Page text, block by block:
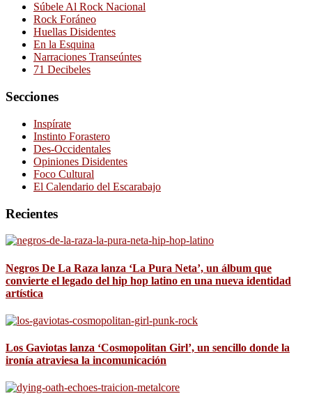
Súbele Al Rock Nacional
Rock Foráneo
Huellas Disidentes
En la Esquina
Narraciones Transeúntes
71 Decibeles
Secciones
Inspírate
Instinto Forastero
Des-Occidentales
Opiniones Disidentes
Foco Cultural
El Calendario del Escarabajo
Recientes
Negros De La Raza lanza ‘La Pura Neta’, un álbum que
convierte el legado del hip hop latino en una nueva identidad
artística
Los Gaviotas lanza ‘Cosmopolitan Girl’, un sencillo donde la
ironía atraviesa la incomunicación